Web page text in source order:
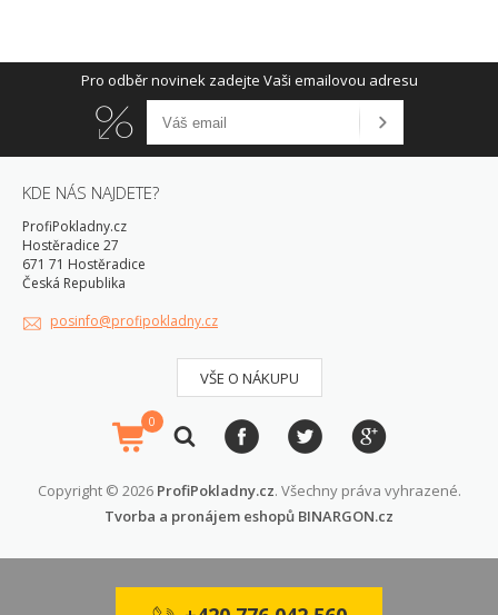
Pro odběr novinek zadejte Vaši emailovou adresu
KDE NÁS NAJDETE?
ProfiPokladny.cz
Hostěradice 27
671 71 Hostěradice
Česká Republika
posinfo@profipokladny.cz
VŠE O NÁKUPU
0
Copyright © 2026 ProfiPokladny.cz. Všechny práva vyhrazené.
Tvorba a pronájem eshopů BINARGON.cz